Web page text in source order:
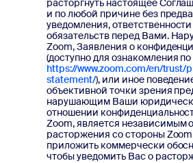
расторгнуть настоящее
и по любой причине без
уведомления,
обязательств перед Вами.
Zoom, Заявления о
(доступно для ознакомления
https://www.zoom.com/en/trust/
statement/), или иное
объективной точки зрения
нарушающим Ваши
отношении
Zoom, является независимым
расторжения со стороны
приложить коммерчески
чтобы уведомить Вас о